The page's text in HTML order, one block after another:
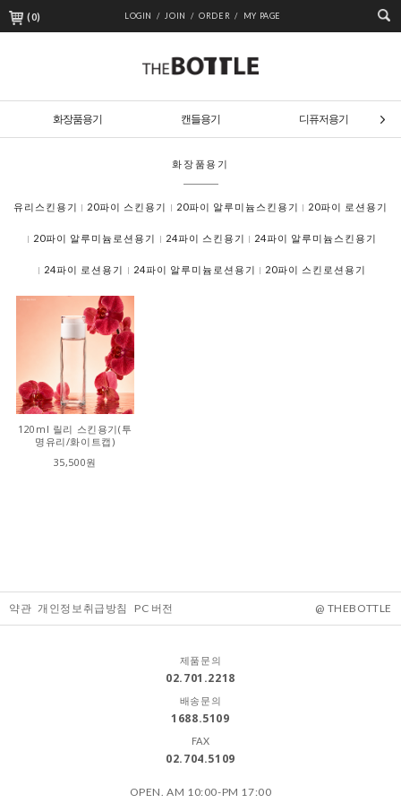
(0) LOGIN / JOIN / ORDER / MY PAGE
화장품용기 캔들용기 디퓨저용기
화장품용기
유리스킨용기 20파이 스킨용기 20파이 알루미늄스킨용기 20파이 로션용기
20파이 알루미늄로션용기 24파이 스킨용기 24파이 알루미늄스킨용기
24파이 로션용기 24파이 알루미늄로션용기 20파이 스킨로션용기
120ml 릴리 스킨용기(투
명유리/화이트캡)
35,500원
약관 개인정보취급방침 PC 버전 @ THEBOTTLE
제품문의
02.701.2218
배송문의
1688.5109
FAX
02.704.5109
OPEN. AM 10:00-PM 17:00